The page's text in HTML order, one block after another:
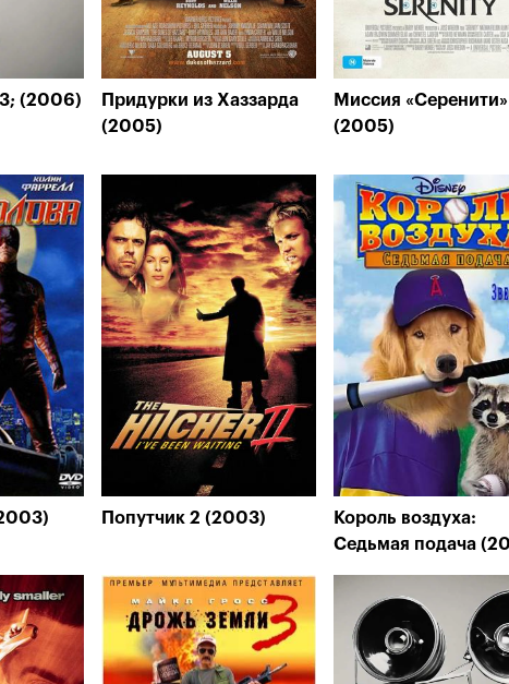
(2006)
Придурки из Хаззарда
(2005)
Миссия «Серенити»
(2005)
Попутчик 2 (2003)
Король воздуха:
Седьмая подача